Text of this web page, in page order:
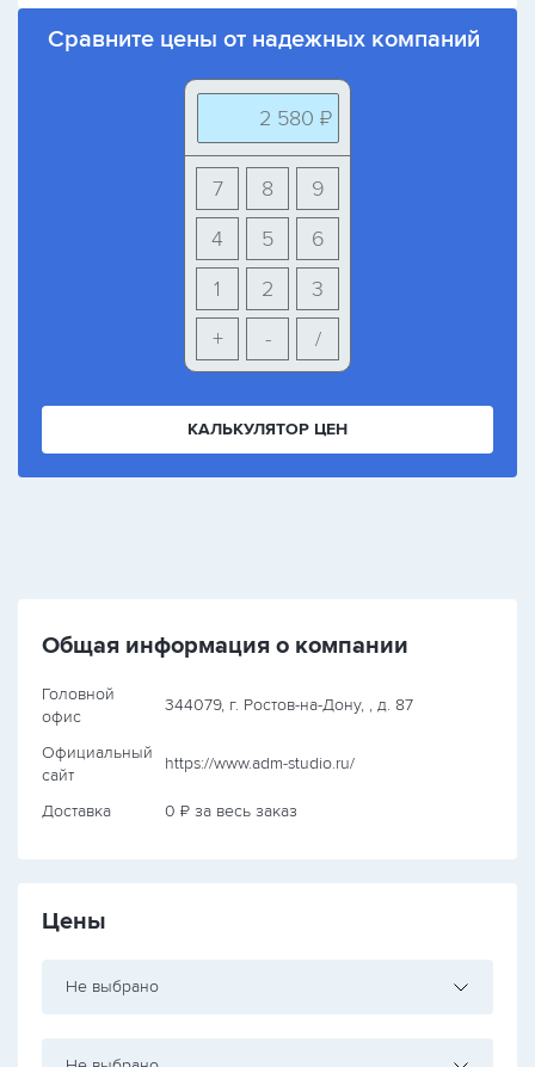
Сравните цены от надежных компаний
2 580 ₽
9
8
7
6
5
4
3
2
1
+
- /
КАЛЬКУЛЯТОР ЦЕН
Общая информация о компании
Головной
офис
344079, г. Ростов-на-Дону, , д. 87
Официальный
сайт
https://www.adm-studio.ru/
Доставка 0 ₽ за весь заказ
Цены
Не выбрано